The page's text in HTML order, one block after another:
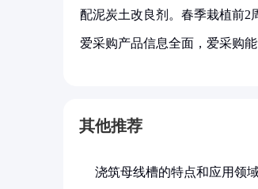
配泥炭土改良剂。春季栽植前2
爱采购产品信息全面，爱采购
其他推荐
浇筑母线槽的特点和应用领